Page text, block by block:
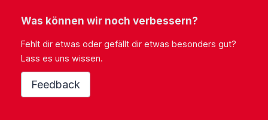
Was können wir noch verbessern?
Fehlt dir etwas oder gefällt dir etwas besonders gut?
Lass es uns wissen.
Feedback